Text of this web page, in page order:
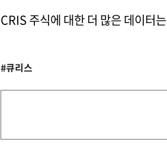
CRIS 주식에 대한 더 많은 데이터는
#큐리스